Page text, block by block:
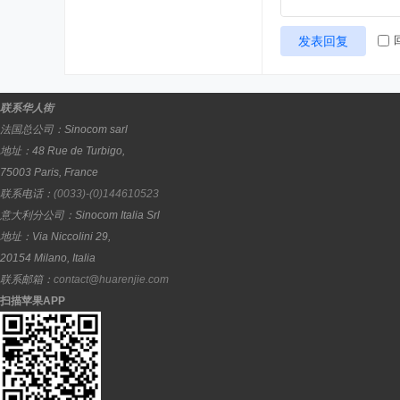
发表回复
联系华人街
法国总公司： Sinocom sarl
地址： 48 Rue de Turbigo,
75003 Paris, France
联系电话： (0033)-(0)144610523
意大利分公司： Sinocom Italia Srl
地址： Via Niccolini 29,
20154 Milano, Italia
联系邮箱： contact@huarenjie.com
扫描苹果APP